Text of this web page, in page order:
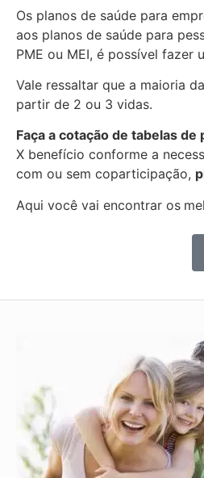
Os planos de saúde para
aos planos de saúde para
PME ou MEI, é possível fazer
Vale ressaltar que a maioria
partir de 2 ou 3 vidas.
Faça a cotação de tabelas
X benefício conforme a
com ou sem coparticipação,
Aqui você vai encontrar os